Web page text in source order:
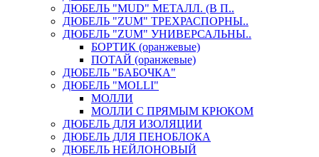
ДЮБЕЛЬ "MUD" МЕТАЛЛ. (В П..
ДЮБЕЛЬ "ZUM" ТРЕХРАСПОРНЫ..
ДЮБЕЛЬ "ZUM" УНИВЕРСАЛЬНЫ..
БОРТИК (оранжевые)
ПОТАЙ (оранжевые)
ДЮБЕЛЬ "БАБОЧКА"
ДЮБЕЛЬ "МOLLI"
МОЛЛИ
МОЛЛИ С ПРЯМЫМ КРЮКОМ
ДЮБЕЛЬ ДЛЯ ИЗОЛЯЦИИ
ДЮБЕЛЬ ДЛЯ ПЕНОБЛОКА
ДЮБЕЛЬ НЕЙЛОНОВЫЙ